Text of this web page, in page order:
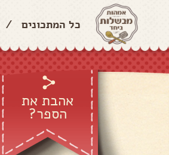
כל המתכונים /
אהבת את
הספר?